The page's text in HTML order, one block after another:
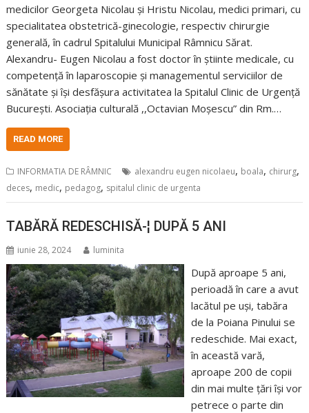
medicilor Georgeta Nicolau și Hristu Nicolau, medici primari, cu
specialitatea obstetrică-ginecologie, respectiv chirurgie
generală, în cadrul Spitalului Municipal Râmnicu Sărat.
Alexandru- Eugen Nicolau a fost doctor în știinte medicale, cu
competență în laparoscopie și managementul serviciilor de
sănătate și își desfășura activitatea la Spitalul Clinic de Urgență
București. Asociația culturală ,,Octavian Moșescu” din Rm.…
READ MORE
INFORMATIA DE RÂMNIC alexandru eugen nicolaeu, boala, chirurg,
deces, medic, pedagog, spitalul clinic de urgenta
TABĂRĂ REDESCHISĂ-¦ DUPĂ 5 ANI
iunie 28, 2024 luminita
După aproape 5 ani,
perioadă în care a avut
lacătul pe uși, tabăra
de la Poiana Pinului se
redeschide. Mai exact,
în această vară,
aproape 200 de copii
din mai multe țări își vor
petrece o parte din